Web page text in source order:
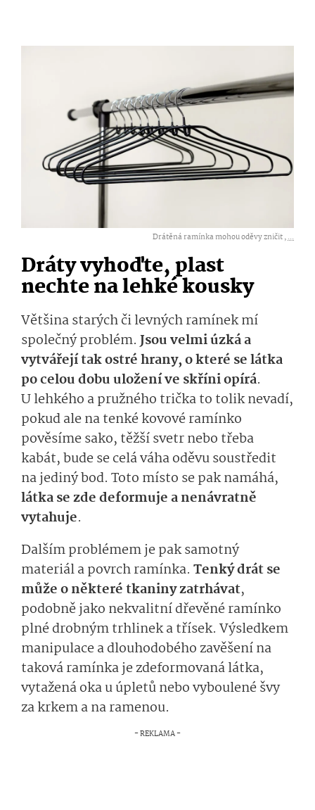
Drátěná ramínka mohou oděvy zničit ,...
Dráty vyhoďte, plast
nechte na lehké kousky
Většina starých či levných ramínek mí
společný problém.Jsou velmi úzká a
vytvářejí tak ostré hrany, o které se látka
po celou dobu uložení ve skříni opírá.
U lehkého a pružného trička to tolik nevadí,
pokud ale na tenké kovové ramínko
pověsíme sako, těžší svetr nebo třeba
kabát, bude se celá váha oděvu soustředit
na jediný bod. Toto místo se pak namáhá,
látka se zde deformuje a nenávratně
vytahuje.
Dalším problémem je pak samotný
materiál a povrch ramínka. Tenký drát se
může o některé tkaniny zatrhávat,
podobně jako nekvalitní dřevěné ramínko
plné drobným trhlinek a třísek. Výsledkem
manipulace a dlouhodobého zavěšení na
taková ramínka je zdeformovaná látka,
vytažená oka u úpletů nebo vyboulené švy
za krkem a na ramenou.